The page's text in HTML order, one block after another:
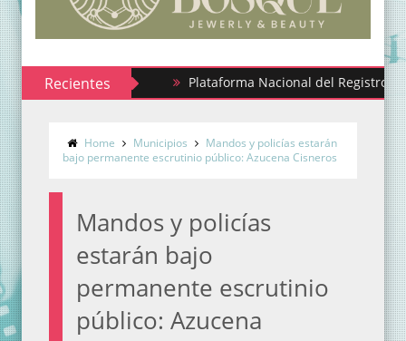
Recientes Plataforma Nacional del Registro Civil
Home Municipios
Mandos y policías estarán
bajo permanente escrutinio público: Azucena Cisneros
Mandos y policías
estarán bajo
permanente escrutinio
público: Azucena